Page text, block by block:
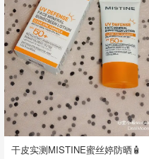
干皮实测MISTINE蜜丝婷防晒🧴